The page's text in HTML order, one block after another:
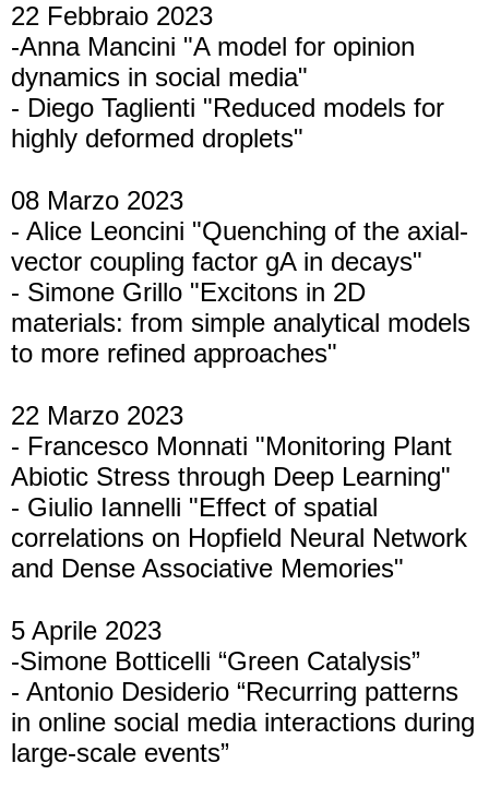
22 Febbraio 2023
-Anna Mancini "A model for opinion
dynamics in social media"
- Diego Taglienti "Reduced models for
highly deformed droplets"
08 Marzo 2023
- Alice Leoncini "Quenching of the axial-
vector coupling factor gA in decays"
- Simone Grillo "Excitons in 2D
materials: from simple analytical models
to more refined approaches"
22 Marzo 2023
- Francesco Monnati "Monitoring Plant
Abiotic Stress through Deep Learning"
- Giulio Iannelli "Effect of spatial
correlations on Hopfield Neural Network
and Dense Associative Memories"
5 Aprile 2023
-Simone Botticelli “Green Catalysis”
- Antonio Desiderio “Recurring patterns
in online social media interactions during
large-scale events”